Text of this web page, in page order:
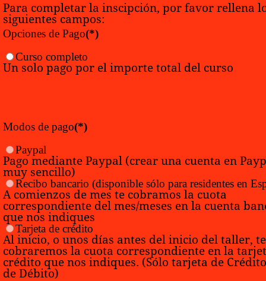
Para completar la inscipción, por favor rellena
siguientes campos:
Opciones de Pago(*)
Curso completo
Un solo pago por el importe total del curso
Modos de pago(*)
Paypal
Pago mediante Paypal (crear una cuenta en
muy sencillo)
Recibo bancario (disponible sólo para residentes en
A comienzos de mes te cobramos la cuota
correspondiente del mes/meses en la cuenta
que nos indiques
Tarjeta de crédito
Al inicio, o unos días antes del inicio del taller, te
cobraremos la cuota correspondiente en la
crédito que nos indiques. (Sólo tarjeta de
de Débito)